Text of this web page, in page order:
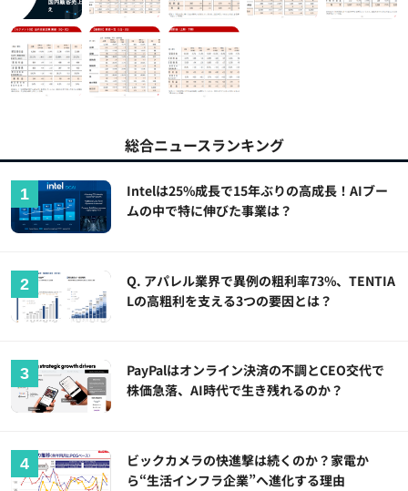
総合ニュースランキング
Intelは25%成長で15年ぶりの高成長！AIブー
ムの中で特に伸びた事業は？
Q. アパレル業界で異例の粗利率73%、TENTIA
Lの高粗利を支える3つの要因とは？
PayPalはオンライン決済の不調とCEO交代で
株価急落、AI時代で生き残れるのか？
ビックカメラの快進撃は続くのか？家電か
ら“生活インフラ企業”へ進化する理由